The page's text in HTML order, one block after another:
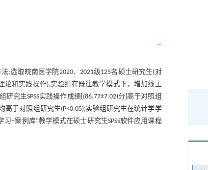
:选取皖南医学院2020、2021级125名硕士研究生(对
论和实践操作),实验组在既往教学模式下，增加线上
究生SPSS实践操作成绩[(86.77±7.02)分]高于对照组
高于对照组研究生(P<0.05);实验组研究生在统计学学
+案例库”教学模式在硕士研究生SPSS软件应用课程